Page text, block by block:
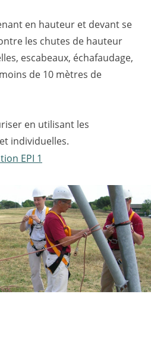
en hauteur et devant se
les chutes de hauteur
escabeaux, échafaudage,
de 10 mètres de
en utilisant les
individuelles.
EPI 1